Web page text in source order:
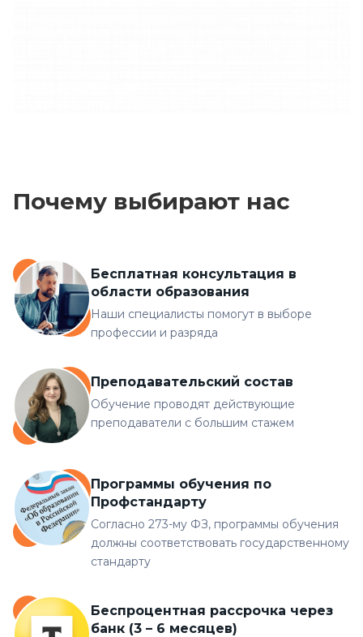
Почему выбирают нас
Бесплатная консультация в
области образования
Наши специалисты помогут в выборе
профессии и разряда
Преподавательский состав
Обучение проводят действующие
преподаватели с большим стажем
Программы обучения по
Профстандарту
Согласно 273-му ФЗ, программы обучения
должны соответствовать государственному
стандарту
Беспроцентная рассрочка через
банк (3 – 6 месяцев)